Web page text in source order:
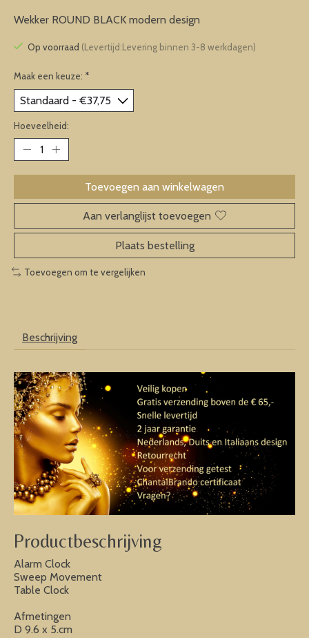
Wekker ROUND BLACK modern design
Op voorraad (Levertijd:Levering binnen 3-8 werkdagen)
Maak een keuze: *
Hoeveelheid:
Toevoegen aan winkelwagen
Aan verlanglijst toevoegen
Plaats bestelling
Toevoegen om te vergelijken
Beschrijving
Productbeschrijving
Alarm Clock
Sweep Movement
Table Clock
Afmetingen
D 9.6 x 5.cm